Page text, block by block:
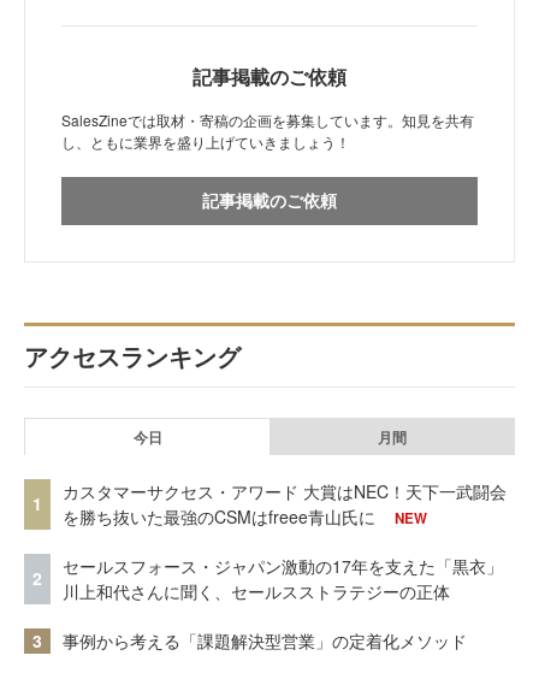
記事掲載のご依頼
SalesZineでは取材・寄稿の企画を募集しています。知見を共有
し、ともに業界を盛り上げていきましょう！
記事掲載のご依頼
アクセスランキング
今日 月間
1
カスタマーサクセス・アワード 大賞はNEC！天下一武闘会
を勝ち抜いた最強のCSMはfreee青山氏に
NEW
2
セールスフォース・ジャパン激動の17年を支えた「黒衣」
川上和代さんに聞く、セールスストラテジーの正体
3 事例から考える「課題解決型営業」の定着化メソッド